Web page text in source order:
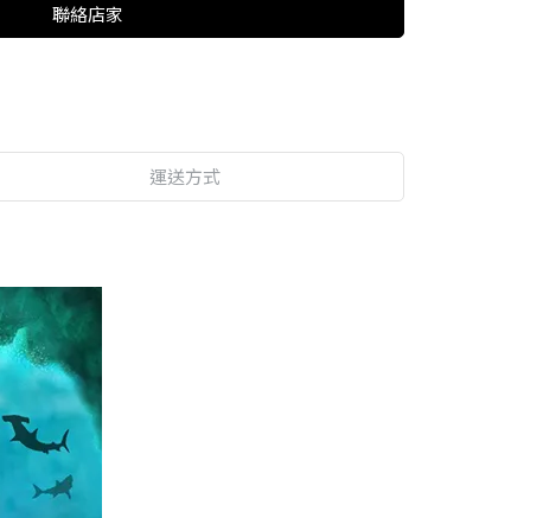
聯絡店家
運送方式